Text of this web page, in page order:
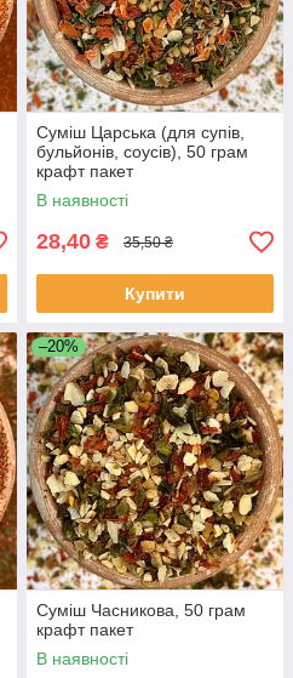
Суміш Царська (для супів,
бульйонів, соусів), 50 грам
крафт пакет
В наявності
28,40 ₴ 35,50 ₴
Купити
–20%
Суміш Часникова, 50 грам
крафт пакет
В наявності